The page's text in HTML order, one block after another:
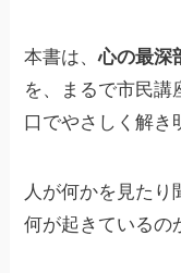
本書は、心の最深
を、まるで市民講
口でやさしく解き
人が何かを見たり
何が起きているの